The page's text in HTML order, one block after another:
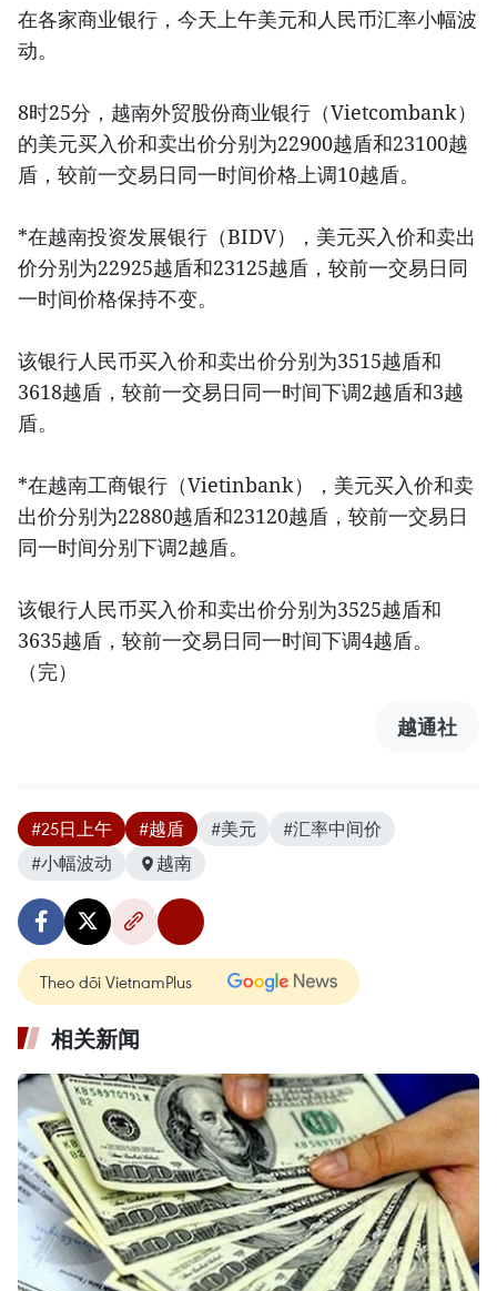
在各家商业银行，今天上午美元和人民币汇率小幅波
动。
8时25分，越南外贸股份商业银行（Vietcombank）
的美元买入价和卖出价分别为22900越盾和23100越
盾，较前一交易日同一时间价格上调10越盾。
*在越南投资发展银行（BIDV），美元买入价和卖出
价分别为22925越盾和23125越盾，较前一交易日同
一时间价格保持不变。
该银行人民币买入价和卖出价分别为3515越盾和
3618越盾，较前一交易日同一时间下调2越盾和3越
盾。
*在越南工商银行（Vietinbank），美元买入价和卖
出价分别为22880越盾和23120越盾，较前一交易日
同一时间分别下调2越盾。
该银行人民币买入价和卖出价分别为3525越盾和
3635越盾，较前一交易日同一时间下调4越盾。
（完）
越通社
#25日上午 #越盾 #美元
#汇率中间价
#小幅波动
越南
Theo dõi VietnamPlus
相关新闻